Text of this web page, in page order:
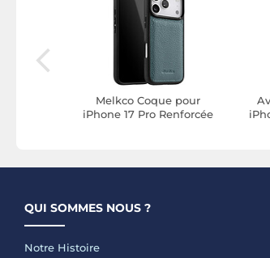
Melkco Coque pour
iPhone 17 Pro Renforcée
QUI SOMMES NOUS ?
Notre Histoire